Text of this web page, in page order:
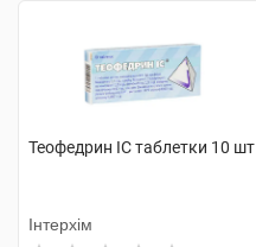
Теофедрин IC таблетки 10 шт
Інтерхім